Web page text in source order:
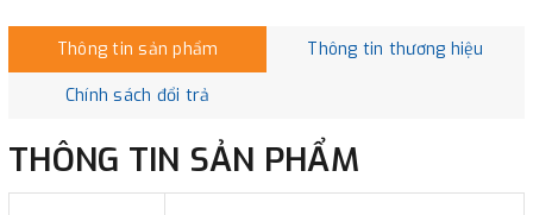
Thông tin sản phẩm Thông tin thương hiệu
Chính sách đổi trả
THÔNG TIN SẢN PHẨM